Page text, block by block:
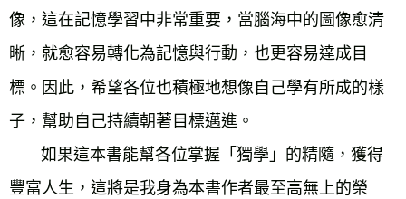
像，這在記憶學習中非常重要，當腦海中的圖像愈清
晰，就愈容易轉化為記憶與行動，也更容易達成目
標。因此，希望各位也積極地想像自己學有所成的樣
子，幫助自己持續朝著目標邁進。
如果這本書能幫各位掌握「獨學」的精隨，獲得
豐富人生，這將是我身為本書作者最至高無上的榮